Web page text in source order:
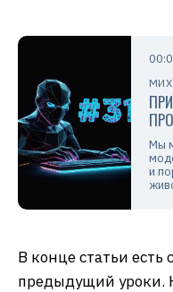
Мы
и
В конце статьи
предыдущий уроки.